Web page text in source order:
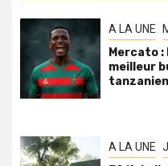
A LA UNE
Mercato :
meilleur
tanzanien
A LA UNE